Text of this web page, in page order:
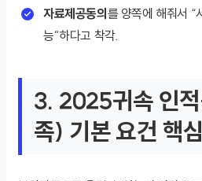
자료제공동의 를 양쪽에 해줘서 “
능”하다고 착각.
3. 2025귀속 인
족) 기본 요건 핵